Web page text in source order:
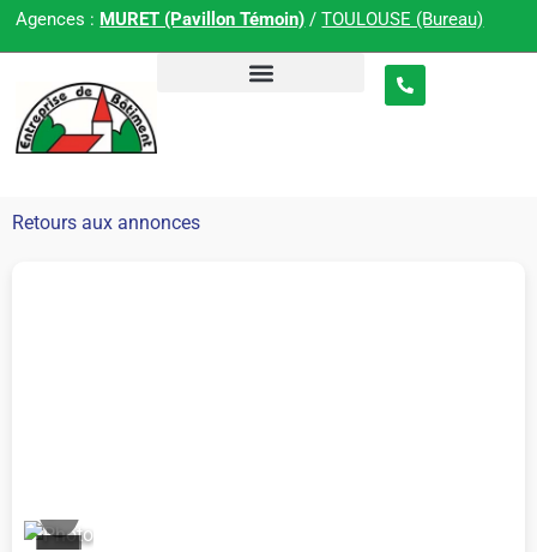
Agences : MURET (Pavillon Témoin) /TOULOUSE (Bureau)
Retours aux annonces